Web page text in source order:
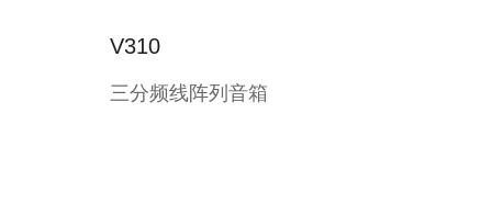
V310
三分频线阵列音箱